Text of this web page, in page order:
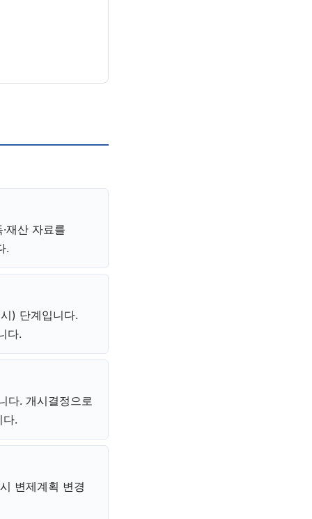
재산 자료를
.
) 단계입니다.
다.
다. 개시결정으로
.
변제계획 변경